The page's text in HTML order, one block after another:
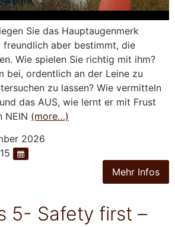
Sie das Hauptaugenmerk
freundlich aber bestimmt, die
Wie spielen Sie richtig mit ihm?
bei, ordentlich an der Leine zu
zu lassen? Wie vermitteln
das AUS, wie lernt er mit Frust
NEIN (more…)
2026
5- Safety first –